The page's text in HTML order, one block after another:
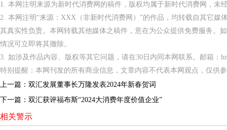
1. 本网注明来源为新时代消费网的稿件，版权均属于新时代消费网，未
2. 本网注明“来源：XXX（非新时代消费网）”的作品，均转载自其它
其真实性负责。本网转载其他媒体之稿件，意在为公众提供免费服务。
情况可立即将其撤除。
3. 如涉及作品内容、版权等其它问题，请在30日内同本网联系。邮箱：
特别提醒：本网刊发的所有商业信息，文章内容不代表本网观点，仅供
上一篇： 双汇发展董事长万隆发表2024年新春贺词
下一篇： 双汇获评福布斯“2024大消费年度价值企业”
相关警示